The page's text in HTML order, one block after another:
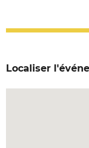
Localiser